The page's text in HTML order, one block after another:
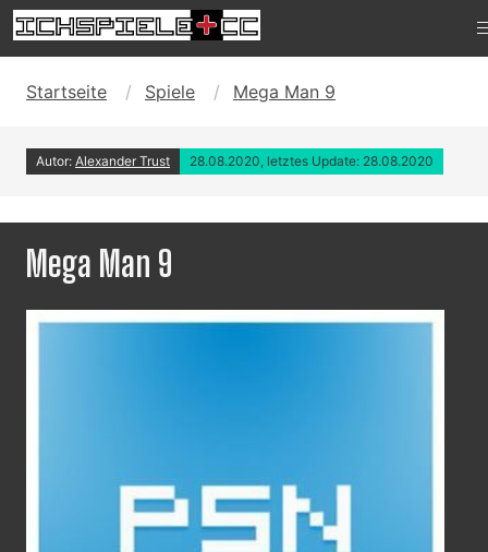
Startseite Spiele Mega Man 9
Autor: Alexander Trust 28.08.2020, letztes Update: 28.08.2020
Mega Man 9